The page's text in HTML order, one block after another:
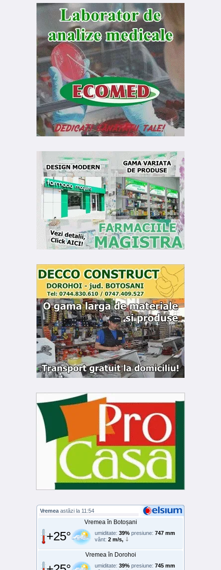
Vremea astăzi la 11:54
Vremea în Botoșani
+25° umiditate: 39% presiune: 747 mm
vânt: 2 m/s,
Vremea în Dorohoi
umiditate: 39% presiune: 745 mm